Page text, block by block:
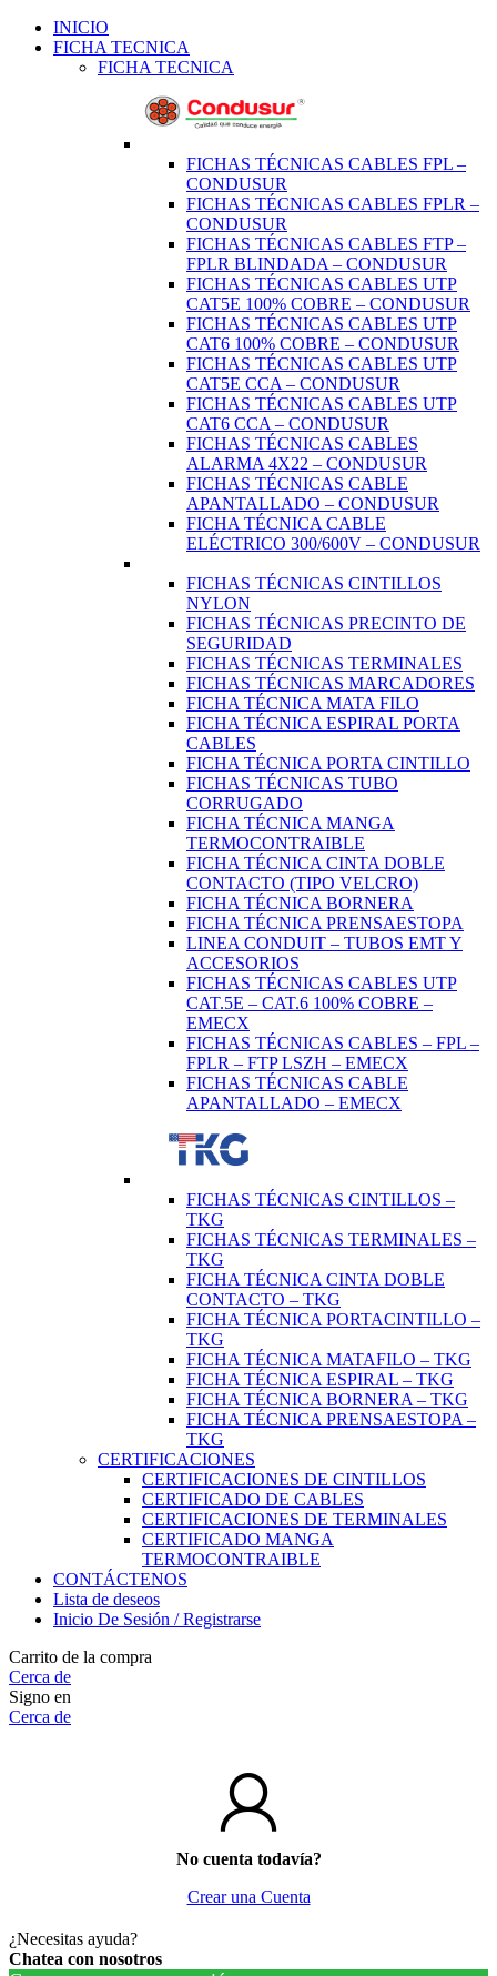
INICIO
FICHA TECNICA
FICHA TECNICA
FICHAS TÉCNICAS CABLES FPL –
CONDUSUR
FICHAS TÉCNICAS CABLES FPLR –
CONDUSUR
FICHAS TÉCNICAS CABLES FTP –
FPLR BLINDADA – CONDUSUR
FICHAS TÉCNICAS CABLES UTP
CAT5E 100% COBRE – CONDUSUR
FICHAS TÉCNICAS CABLES UTP
CAT6 100% COBRE – CONDUSUR
FICHAS TÉCNICAS CABLES UTP
CAT5E CCA – CONDUSUR
FICHAS TÉCNICAS CABLES UTP
CAT6 CCA – CONDUSUR
FICHAS TÉCNICAS CABLES
ALARMA 4X22 – CONDUSUR
FICHAS TÉCNICAS CABLE
APANTALLADO – CONDUSUR
FICHA TÉCNICA CABLE
ELÉCTRICO 300/600V – CONDUSUR
FICHAS TÉCNICAS CINTILLOS
NYLON
FICHAS TÉCNICAS PRECINTO DE
SEGURIDAD
FICHAS TÉCNICAS TERMINALES
FICHAS TÉCNICAS MARCADORES
FICHA TÉCNICA MATA FILO
FICHA TÉCNICA ESPIRAL PORTA
CABLES
FICHA TÉCNICA PORTA CINTILLO
FICHAS TÉCNICAS TUBO
CORRUGADO
FICHA TÉCNICA MANGA
TERMOCONTRAIBLE
FICHA TÉCNICA CINTA DOBLE
CONTACTO (TIPO VELCRO)
FICHA TÉCNICA BORNERA
FICHA TÉCNICA PRENSAESTOPA
LINEA CONDUIT – TUBOS EMT Y
ACCESORIOS
FICHAS TÉCNICAS CABLES UTP
CAT.5E – CAT.6 100% COBRE –
EMECX
FICHAS TÉCNICAS CABLES – FPL –
FPLR – FTP LSZH – EMECX
FICHAS TÉCNICAS CABLE
APANTALLADO – EMECX
FICHAS TÉCNICAS CINTILLOS –
TKG
FICHAS TÉCNICAS TERMINALES –
TKG
FICHA TÉCNICA CINTA DOBLE
CONTACTO – TKG
FICHA TÉCNICA PORTACINTILLO –
TKG
FICHA TÉCNICA MATAFILO – TKG
FICHA TÉCNICA ESPIRAL – TKG
FICHA TÉCNICA BORNERA – TKG
FICHA TÉCNICA PRENSAESTOPA –
TKG
CERTIFICACIONES
CERTIFICACIONES DE CINTILLOS
CERTIFICADO DE CABLES
CERTIFICACIONES DE TERMINALES
CERTIFICADO MANGA
TERMOCONTRAIBLE
CONTÁCTENOS
Lista de deseos
Inicio De Sesión / Registrarse
Carrito de la compra
Cerca de
Signo en
Cerca de
No cuenta todavía?
Crear una Cuenta
¿Necesitas ayuda?
Chatea con nosotros